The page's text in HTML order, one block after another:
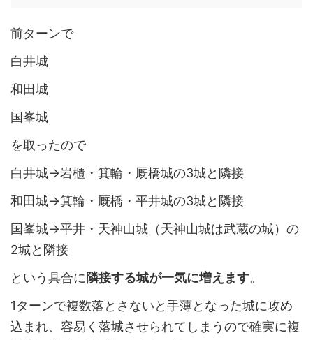
前ターンで
白井城
和田城
国峯城
を取ったので
白井城→岩櫃・箕輪・厩橋城の3城と隣接
和田城→箕輪・厩橋・平井城の3城と隣接
国峯城→平井・天神山城（天神山城は武蔵の城）の
2城と隣接
という具合に隣接する城が一気に増えます。
1ターンで複数落とさないと手薄となった城に攻め
込まれ、容易く落城させられてしまうので確実に複